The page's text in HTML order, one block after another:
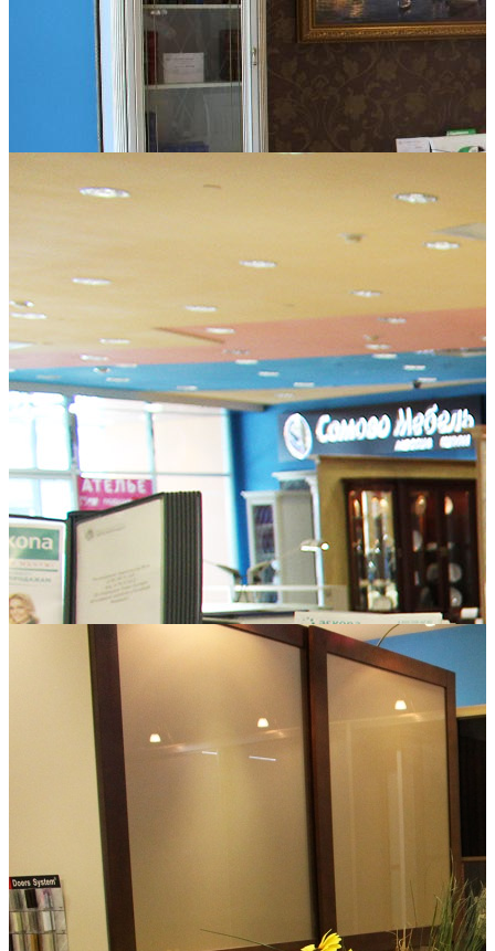
Мягкая мебель для квартиры или дома собственного
производства
Сомово Мебель
Корпусная мебель, спальни, гостиные Российского
производства г. Воронежа